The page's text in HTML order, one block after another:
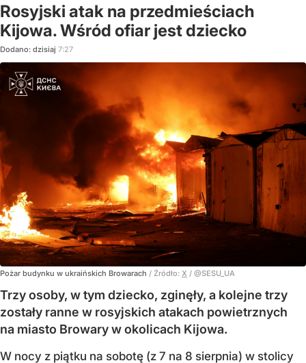
Rosyjski atak na przedmieściach
Kijowa. Wśród ofiar jest dziecko
Dodano: dzisiaj 7:27
Pożar budynku w ukraińskich Browarach / Źródło: X / @SESU_UA
Trzy osoby, w tym dziecko, zginęły, a kolejne trzy
zostały ranne w rosyjskich atakach powietrznych
na miasto Browary w okolicach Kijowa.
W nocy z piątku na sobotę (z 7 na 8 sierpnia) w stolicy